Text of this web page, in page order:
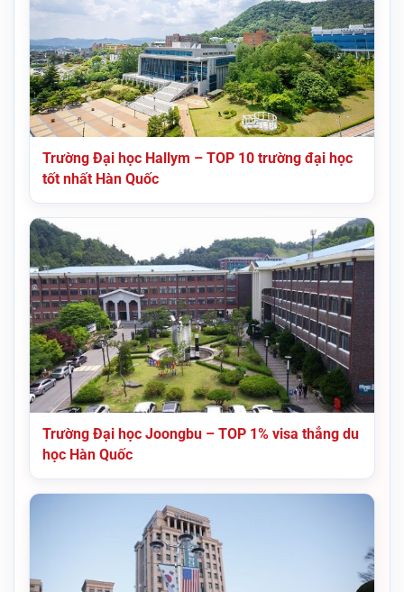
Trường Đại học Hallym – TOP 10 trường đại học
tốt nhất Hàn Quốc
Trường Đại học Joongbu – TOP 1% visa thẳng du
học Hàn Quốc